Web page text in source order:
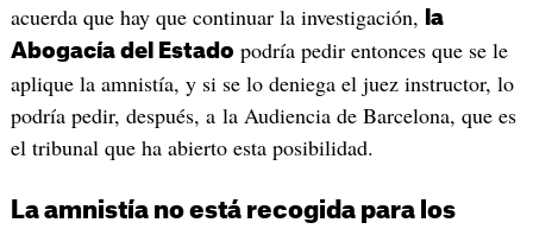
acuerda que hay que continuar la investigación,
la
Abogacía del Estado podría pedir entonces que se le
aplique la amnistía, y si se lo deniega el juez instructor, lo
podría pedir, después, a la Audiencia de Barcelona, que es
el tribunal que ha abierto esta posibilidad.
La amnistía no está recogida para los